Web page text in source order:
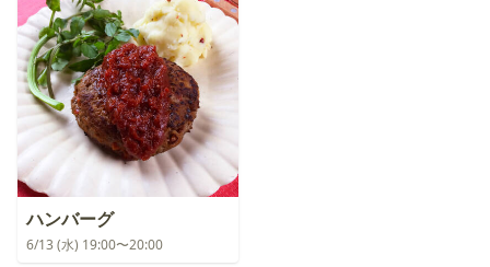
ハンバーグ
6/13 (水) 19:00〜20:00